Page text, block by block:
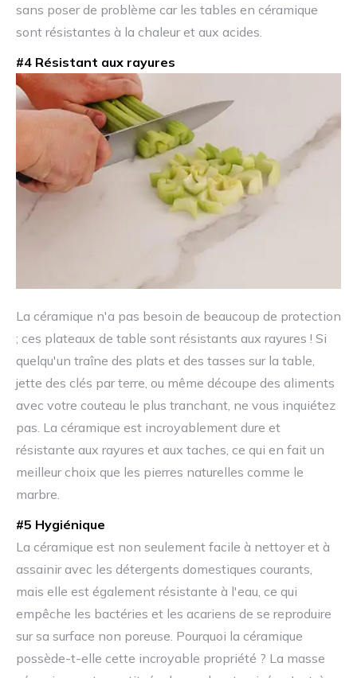
sans poser de problème car les tables en céramique
sont résistantes à la chaleur et aux acides.
#4 Résistant aux rayures
La céramique n'a pas besoin de beaucoup de protection
; ces plateaux de table sont résistants aux rayures ! Si
quelqu'un traîne des plats et des tasses sur la table,
jette des clés par terre, ou même découpe des aliments
avec votre couteau le plus tranchant, ne vous inquiétez
pas. La céramique est incroyablement dure et
résistante aux rayures et aux taches, ce qui en fait un
meilleur choix que les pierres naturelles comme le
marbre.
#5 Hygiénique
La céramique est non seulement facile à nettoyer et à
assainir avec les détergents domestiques courants,
mais elle est également résistante à l'eau, ce qui
empêche les bactéries et les acariens de se reproduire
sur sa surface non poreuse. Pourquoi la céramique
possède-t-elle cette incroyable propriété ? La masse